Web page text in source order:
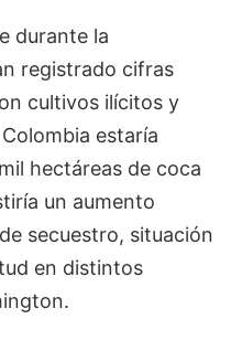
durante la
registrado cifras
cultivos ilícitos y
estaría
hectáreas de coca
un aumento
secuestro, situación
en distintos